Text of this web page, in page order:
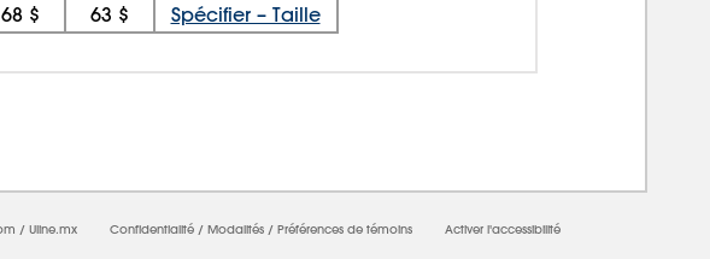
68 $ 63 $ Spécifier – Taille
/ Uline.mx Confidentialité / Modalités / Préférences de témoins Activer l'accessibilité